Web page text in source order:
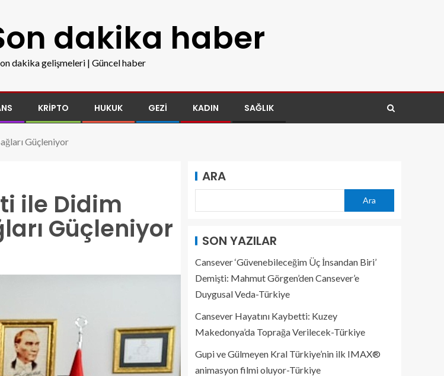
dakika haber
dakika gelişmeleri | Güncel haber
KRIPTO HUKUK GEZI KADIN SAĞLIK
Güçleniyor
ile Didim
Güçleniyor
ARA
Ara
SON YAZILAR
Cansever ‘Güvenebileceğim Üç İnsandan Biri’
Demişti: Mahmut Görgen’den Cansever’e
Duygusal Veda-Türkiye
Cansever Hayatını Kaybetti: Kuzey
Makedonya’da Toprağa Verilecek-Türkiye
Gupi ve Gülmeyen Kral Türkiye’nin ilk IMAX®
animasyon filmi oluyor-Türkiye